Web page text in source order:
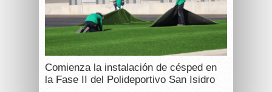
Comienza la instalación de césped en
la Fase II del Polideportivo San Isidro